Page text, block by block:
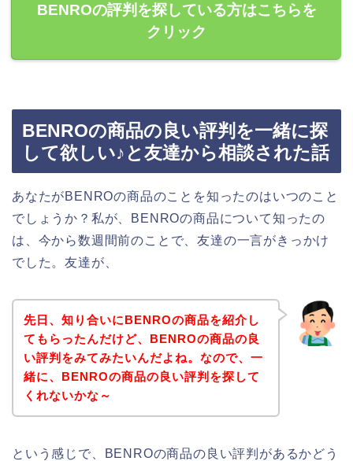
BENROの評判を探している方はこちらを
クリック
BENROの商品の良い評判を一緒に探
して欲しい♪と友達から相談された話
あなたがBENROの商品のことを知ったのはいつのこと
でしょうか？私が、BENROの商品について知ったの
は、今から数週間前のことで、友達の一言がきっかけ
でした。友達が、
先日、知り合いにBENROの商品を紹介し
てもらったんだけど、BENROの商品の良
い評判をみてみたいんだよね。なので、一
緒に、BENROの商品の良い評判を探して
くれないかな～
という感じで、BENROの商品の良い評判があるかどう